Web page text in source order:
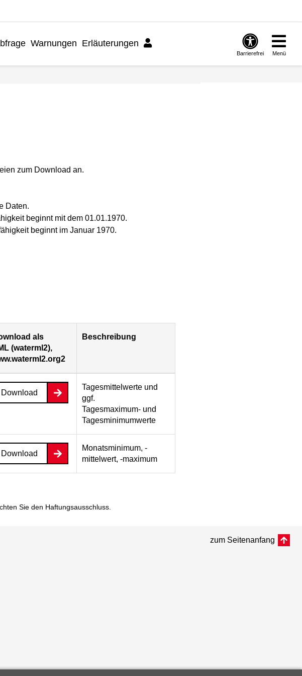
Warnungen Erläuterungen
Barrierefrei Menü
zum Download an.
Daten.
beginnt mit dem 01.01.1970.
beginnt im Januar 1970.
als
(waterml2),
Beschreibung
Download
Tagesmittelwerte und
ggf.
Tagesmaximum- und
Tagesminimumwerte
Download
Monatsminimum, -
mittelwert, -maximum
Sie den Haftungsausschluss.
zum Seitenanfang